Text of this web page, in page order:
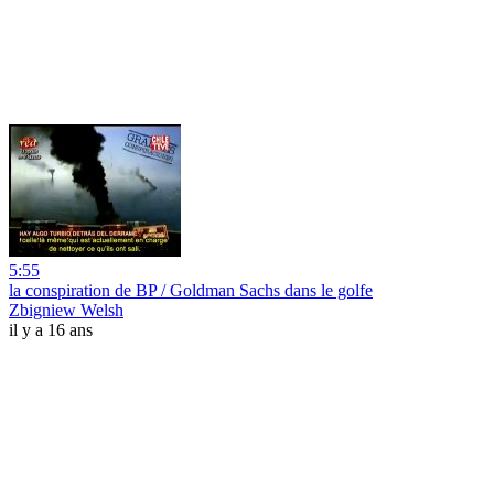
5:55
la conspiration de BP / Goldman Sachs dans le golfe
Zbigniew Welsh
il y a 16 ans